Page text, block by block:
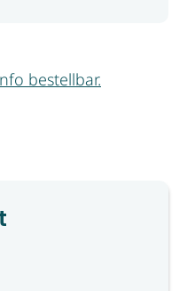
bestellbar.